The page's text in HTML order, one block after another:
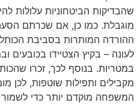
שהבדיקות הביטחוניות עלולות
מוגבלת. כמו כן, אם שכרתם
ההורדה המותרות בסביבת
לעונה – בקיץ הצטיידו בכובעים
במטריות. בנוסף לכך, זכרו
מקבילים ותפילות שוטפות, לכן
המשפחה מוקדם יותר כדי